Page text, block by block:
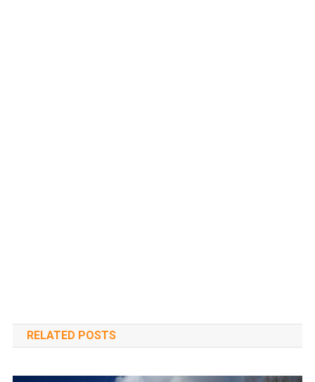
RELATED POSTS